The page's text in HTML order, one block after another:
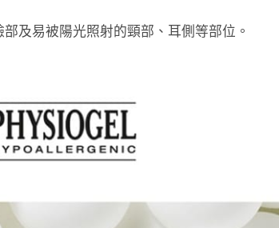
及易被陽光照射的頸部、耳側等部位。